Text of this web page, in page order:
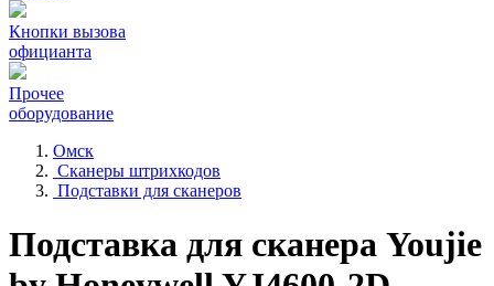
Кнопки вызова
официанта
Прочее
оборудование
Омск
Сканеры штрихкодов
Подставки для сканеров
Подставка для сканера Youjie